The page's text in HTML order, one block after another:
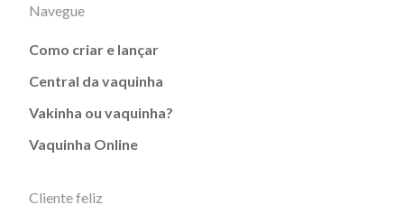
Navegue
Como criar e lançar
Central da vaquinha
Vakinha ou vaquinha?
Vaquinha Online
Cliente feliz